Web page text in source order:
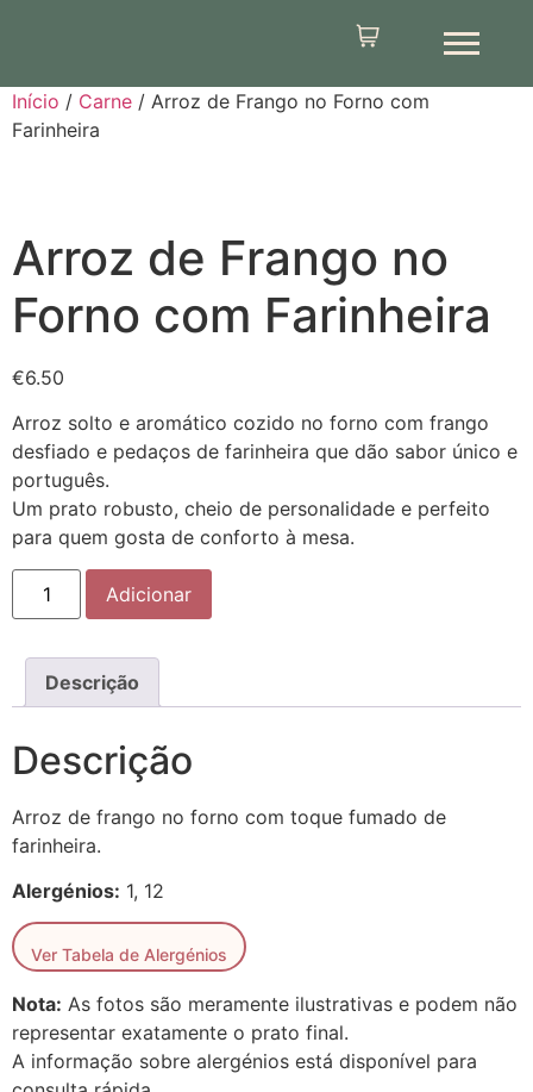
Início / Carne / Arroz de Frango no Forno com
Farinheira
Arroz de Frango no
Forno com Farinheira
€6.50
Arroz solto e aromático cozido no forno com frango
desfiado e pedaços de farinheira que dão sabor único e
português.
Um prato robusto, cheio de personalidade e perfeito
para quem gosta de conforto à mesa.
Adicionar
Descrição
Descrição
Arroz de frango no forno com toque fumado de
farinheira.
Alergénios: 1, 12
Ver Tabela de Alergénios
Nota: As fotos são meramente ilustrativas e podem não
representar exatamente o prato final.
A informação sobre alergénios está disponível para